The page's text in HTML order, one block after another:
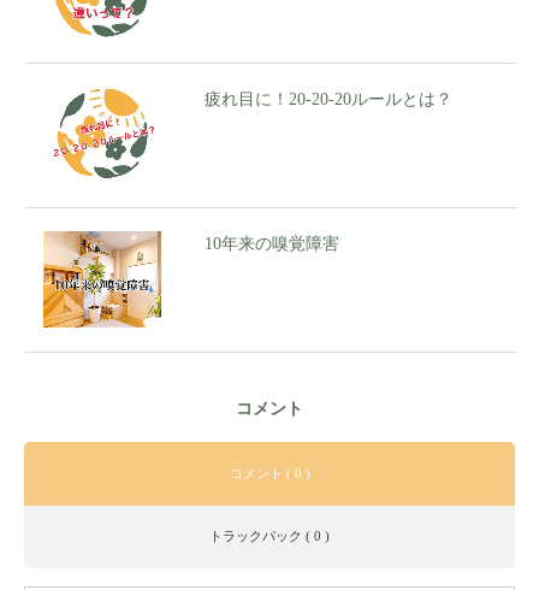
疲れ目に！20-20-20ルールとは？
10年来の嗅覚障害
コメント
コメント ( 0 )
トラックバック ( 0 )